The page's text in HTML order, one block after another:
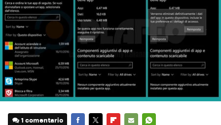
1 comentario